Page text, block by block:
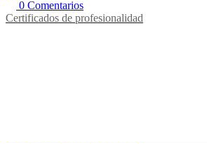
0 Comentarios
Certificados de profesionalidad